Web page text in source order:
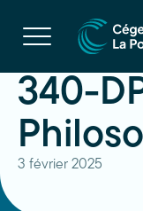
Ouvrir
la
navigation
site
340-
3 février 2025